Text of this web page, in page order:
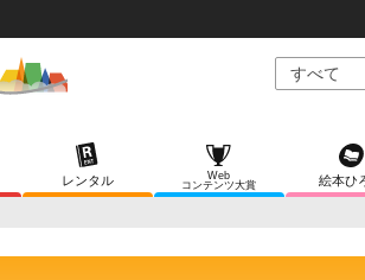
レンタル
Web
コンテンツ大賞
絵本ひ